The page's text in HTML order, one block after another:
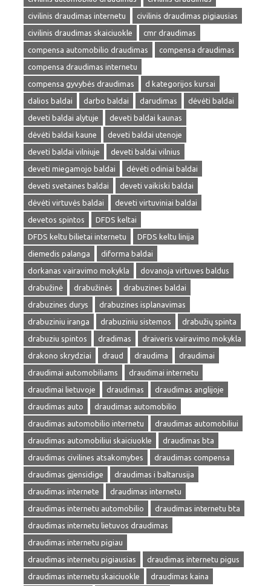
civilinis draudimas internetu
civilinis draudimas pigiausias
civilinis draudimas skaiciuokle
cmr draudimas
compensa automobilio draudimas
compensa draudimas
compensa draudimas internetu
compensa gyvybės draudimas
d kategorijos kursai
dalios baldai
darbo baldai darudimas
dėvėti baldai
deveti baldai alytuje
deveti baldai kaunas
dėvėti baldai kaune
deveti baldai utenoje
deveti baldai vilniuje
deveti baldai vilnius
deveti miegamojo baldai
dėvėti odiniai baldai
deveti svetaines baldai
deveti vaikiski baldai
dėvėti virtuvės baldai
deveti virtuviniai baldai
devetos spintos
DFDS keltai
DFDS keltu bilietai internetu
DFDS keltu linija
diemedis palanga
diforma baldai
dorkanas vairavimo mokykla
dovanoja virtuves baldus
drabužinė
drabužinės
drabuzines baldai
drabuzines durys
drabuzines isplanavimas
drabuziniu iranga
drabuziniu sistemos
drabužių spinta
drabuziu spintos
dradimas
draiveris vairavimo mokykla
drakono skrydziai
draud draudima
draudimai
draudimai automobiliams
draudimai internetu
draudimai lietuvoje
draudimas
draudimas anglijoje
draudimas auto
draudimas automobilio
draudimas automobilio internetu
draudimas automobiliui
draudimas automobiliui skaiciuokle
draudimas bta
draudimas civilines atsakomybes
draudimas compensa
draudimas gjensidige
draudimas i baltarusija
draudimas internete
draudimas internetu
draudimas internetu automobilio
draudimas internetu bta
draudimas internetu lietuvos draudimas
draudimas internetu pigiau
draudimas internetu pigiausias
draudimas internetu pigus
draudimas internetu skaiciuokle
draudimas kaina